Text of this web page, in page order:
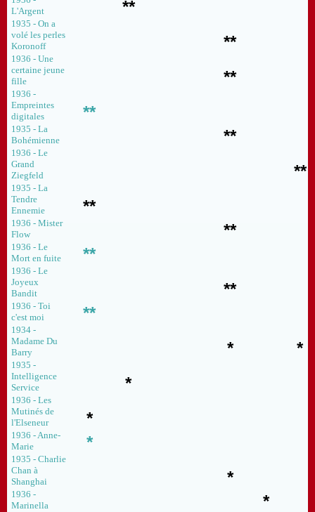
L'Argent
**
1935 - On a
volé les perles
Koronoff
**
1936 - Une
certaine jeune
fille
**
1936 -
Empreintes
digitales
**
1935 - La
Bohémienne
**
1936 - Le
Grand
Ziegfeld
**
1935 - La
Tendre
Ennemie
**
1936 - Mister
Flow
**
1936 - Le
Mort en fuite
**
1936 - Le
Joyeux
Bandit
**
1936 - Toi
c'est moi
**
1934 -
Madame Du
Barry
* *
1935 -
Intelligence
Service
*
1936 - Les
Mutinés de
l'Elseneur
*
1936 - Anne-
Marie
*
1935 - Charlie
Chan à
Shanghai
*
1936 -
Marinella
*